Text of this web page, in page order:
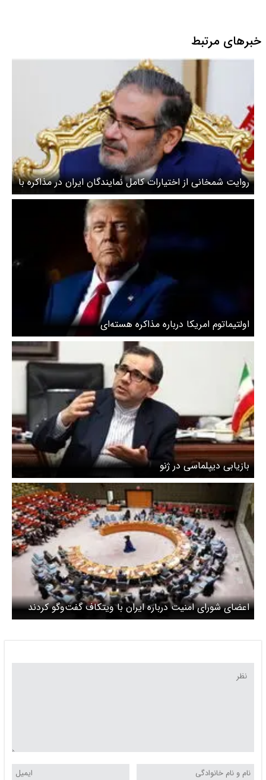
خبرهای مرتبط
روایت شمخانی از اختیارات کامل نمایندگان ایران در مذاکره با
آمریکا
اولتیماتوم امریکا درباره مذاکره هسته‌ای
بازیابی دیپلماسی در ژنو
اعضای شورای امنیت درباره ایران با ویتکاف گفت‌وگو کردند